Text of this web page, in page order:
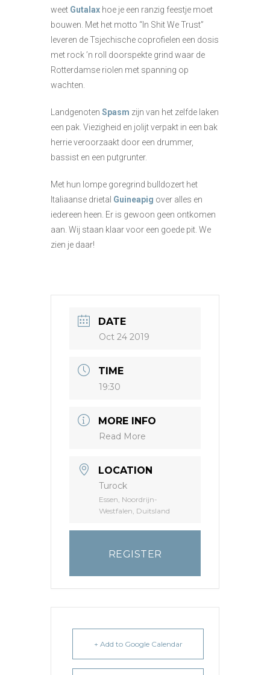
weet Gutalax hoe je een ranzig feestje moet
bouwen. Met het motto “In Shit We Trust”
leveren de Tsjechische coprofielen een dosis
met rock ’n roll doorspekte grind waar de
Rotterdamse riolen met spanning op
wachten.
Landgenoten Spasm zijn van het zelfde laken
een pak. Viezigheid en jolijt verpakt in een bak
herrie veroorzaakt door een drummer,
bassist en een putgrunter.
Met hun lompe goregrind bulldozert het
Italiaanse drietal Guineapig over alles en
iedereen heen. Er is gewoon geen ontkomen
aan. Wij staan klaar voor een goede pit. We
zien je daar!
DATE
Oct 24 2019
TIME
19:30
MORE INFO
Read More
LOCATION
Turock
Essen, Noordrijn-
Westfalen, Duitsland
REGISTER
+ Add to Google Calendar